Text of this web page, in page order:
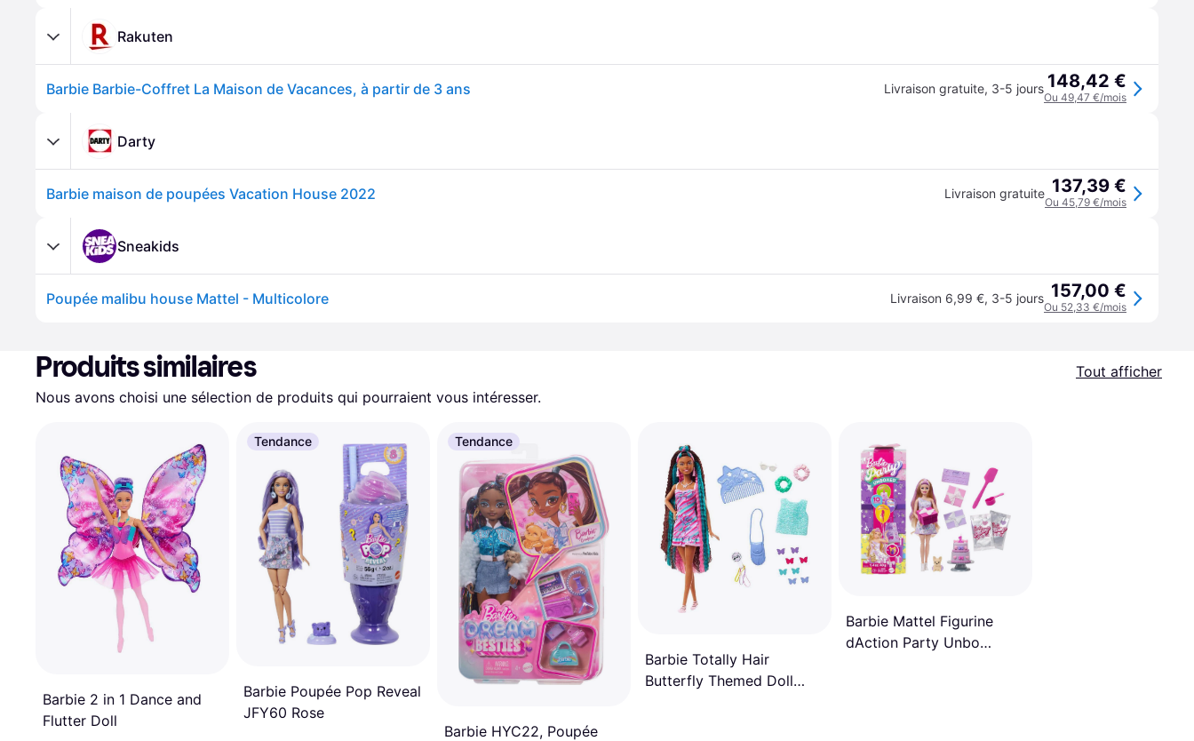
Rakuten
Barbie Barbie-Coffret La Maison de Vacances, à partir de 3 ans Livraison gratuite, 3-5 jours 148,42 €
Ou 49,47 €/mois
Darty
Barbie maison de poupées Vacation House 2022 Livraison gratuite 137,39 €
Ou 45,79 €/mois
Sneakids
Poupée malibu house Mattel - Multicolore Livraison 6,99 €, 3-5 jours 157,00 €
Ou 52,33 €/mois
Produits similaires
Tout afficher
Nous avons choisi une sélection de produits qui pourraient vous intéresser.
Barbie 2 in 1 Dance and
Flutter Doll
Tendance
Barbie Poupée Pop Reveal
JFY60 Rose
Tendance
Barbie HYC22, Poupée
Barbie Totally Hair
Butterfly Themed Doll
Barbie Mattel Figurine
dAction Party Unbo